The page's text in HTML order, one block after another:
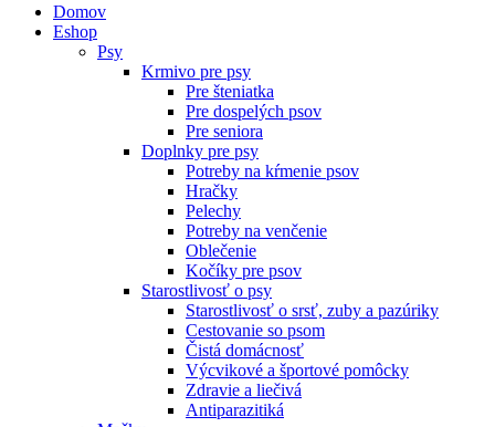
Domov
Eshop
Psy
Krmivo pre psy
Pre šteniatka
Pre dospelých psov
Pre seniora
Doplnky pre psy
Potreby na kŕmenie psov
Hračky
Pelechy
Potreby na venčenie
Oblečenie
Kočíky pre psov
Starostlivosť o psy
Starostlivosť o srsť, zuby a pazúriky
Cestovanie so psom
Čistá domácnosť
Výcvikové a športové pomôcky
Zdravie a liečivá
Antiparazitiká